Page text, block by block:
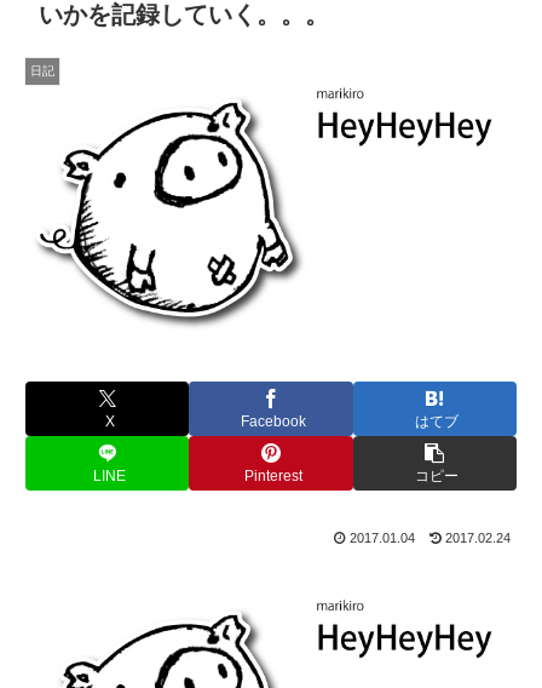
いかを記録していく。。。
日記
X Facebook はてブ
LINE Pinterest コピー
2017.01.04 2017.02.24